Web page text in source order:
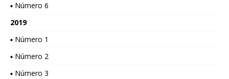
▪ Número 6
2019
▪ Número 1
▪ Número 2
▪ Número 3